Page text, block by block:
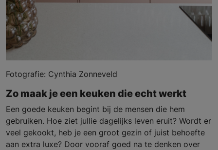
Fotografie: Cynthia Zonneveld
Zo maak je een keuken die echt werkt
Een goede keuken begint bij de mensen die hem
gebruiken. Hoe ziet jullie dagelijks leven eruit? Wordt er
veel gekookt, heb je een groot gezin of juist behoefte
aan extra luxe? Door vooraf goed na te denken over